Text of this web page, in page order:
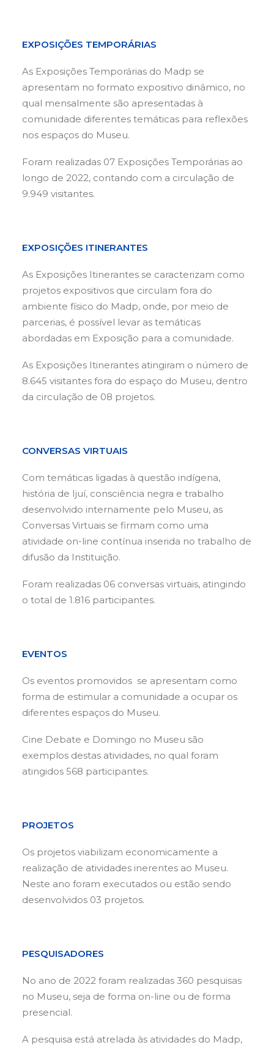
EXPOSIÇÕES TEMPORÁRIAS
As Exposições Temporárias do Madp se
apresentam no formato expositivo dinâmico, no
qual mensalmente são apresentadas à
comunidade diferentes temáticas para reflexões
nos espaços do Museu.
Foram realizadas 07 Exposições Temporárias ao
longo de 2022, contando com a circulação de
9.949 visitantes.
EXPOSIÇÕES ITINERANTES
As Exposições Itinerantes se caracterizam como
projetos expositivos que circulam fora do
ambiente físico do Madp, onde, por meio de
parcerias, é possível levar as temáticas
abordadas em Exposição para a comunidade.
As Exposições Itinerantes atingiram o número de
8.645 visitantes fora do espaço do Museu, dentro
da circulação de 08 projetos.
CONVERSAS VIRTUAIS
Com temáticas ligadas à questão indígena,
história de Ijuí, consciência negra e trabalho
desenvolvido internamente pelo Museu, as
Conversas Virtuais se firmam como uma
atividade on-line contínua inserida no trabalho de
difusão da Instituição.
Foram realizadas 06 conversas virtuais, atingindo
o total de 1.816 participantes.
EVENTOS
Os eventos promovidos se apresentam como
forma de estimular a comunidade a ocupar os
diferentes espaços do Museu.
Cine Debate e Domingo no Museu são
exemplos destas atividades, no qual foram
atingidos 568 participantes.
PROJETOS
Os projetos viabilizam economicamente a
realização de atividades inerentes ao Museu.
Neste ano foram executados ou estão sendo
desenvolvidos 03 projetos.
PESQUISADORES
No ano de 2022 foram realizadas 360 pesquisas
no Museu, seja de forma on-line ou de forma
presencial.
A pesquisa está atrelada às atividades do Madp,